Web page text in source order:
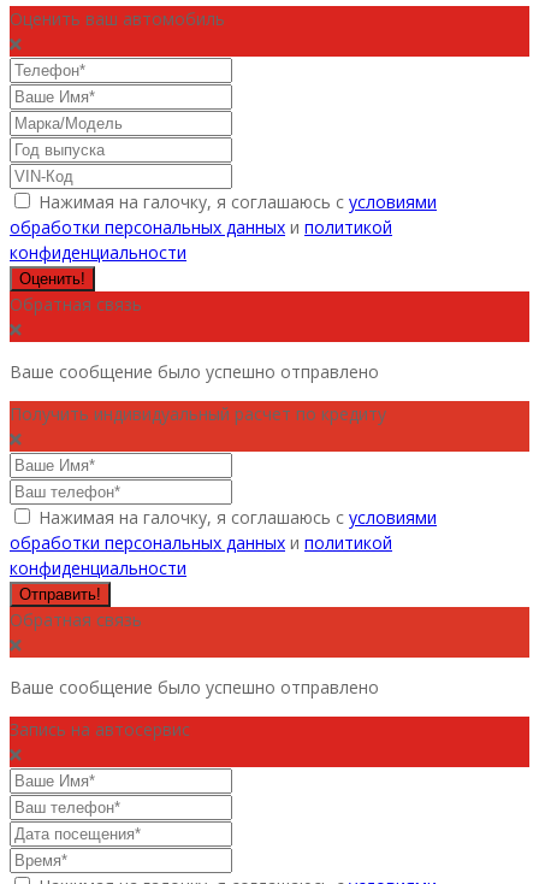
Оценить ваш автомобиль
Нажимая на галочку, я соглашаюсь с условиями
обработки персональных данных и политикой
конфиденциальности
Оценить!
Обратная связь
Ваше сообщение было успешно отправлено
Получить индивидуальный расчет по кредиту
Нажимая на галочку, я соглашаюсь с условиями
обработки персональных данных и политикой
конфиденциальности
Отправить!
Обратная связь
Ваше сообщение было успешно отправлено
Запись на автосервис